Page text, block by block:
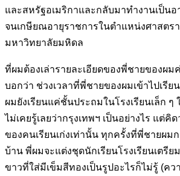
และสหรัฐอเมริกาและกลับมาทำงานเป็นอ
จนเกษียณอายุราชการในตำแหน่งศาสตร
มหาวิทยาลัยมหิดล
ที่ผมต้องเล่ารายละเอียดของพี่ชายของผม
บอกว่า ช่วงเวลาที่พี่ชายของผมเข้าไปเรีย
ผมยังเรียนแค่ชั้นประถมในโรงเรียนเล็ก ๆ
ไม่เคยรู้เลยว่ากรุงเทพฯ เป็นอย่างไร แต่คิ
ของคนเรียนเก่งเท่านั้น ทุกครั้งที่พี่ชายผมก
บ้าน พี่ผมจะแต่งชุดนักเรียนโรงเรียนเตรีย
ขาวที่ใส่มีเข็มสีทองเป็นรูปอะไรก็ไม่รู้ (คว